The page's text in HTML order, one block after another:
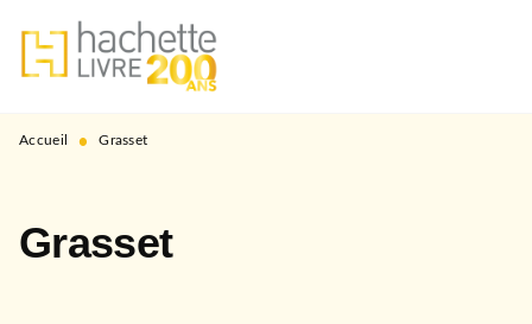
MENU RECHERCHE
PIED DE PAGE
Accueil • Grasset
Grasset